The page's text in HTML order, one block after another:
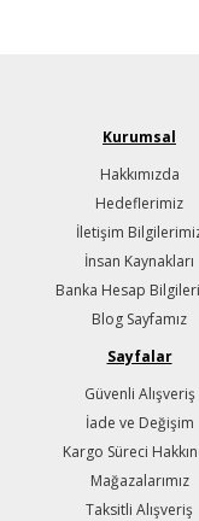
Kurumsal
Hakkımızda
Hedeflerimiz
İletişim
İnsan Kaynakları
Banka Hesap
Blog Sayfamız
Sayfalar
Güvenli Alışveriş
İade ve Değişim
Kargo Süreci
Mağazalarımız
Taksitli Alışveriş